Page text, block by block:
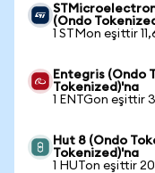
(Ondo
1 STMon eşittir
Entegris (Ondo
Tokenized)'na
1 ENTGon eşittir
Hut 8 (Ondo
Tokenized)'na
1 HUTon eşittir